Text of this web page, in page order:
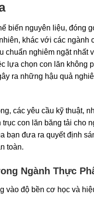
biến nguyên liệu, đóng
khác với các ngành
chuẩn nghiêm ngặt nhất
lựa chọn con lăn không
ra những hậu quả
các yêu cầu kỹ thuật,
con lăn băng tải cho
bạn đưa ra quyết định
toàn.
Ngành Thực
vào độ bền cơ học và